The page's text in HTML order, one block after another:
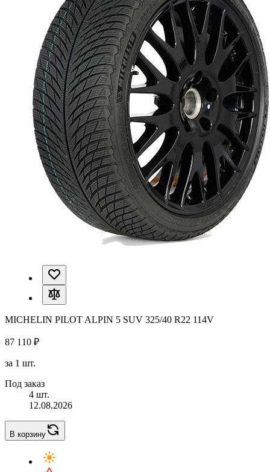
MICHELIN PILOT ALPIN 5 SUV 325/40 R22 114V
87 110 ₽
за 1 шт.
Под заказ
4 шт.
12.08.2026
В корзину